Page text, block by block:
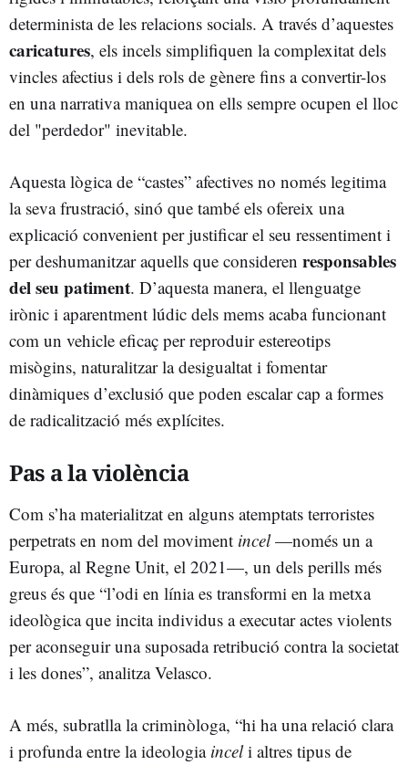
determinista de les relacions socials. A través d’aquestes
caricatures, els incels simplifiquen la complexitat dels
vincles afectius i dels rols de gènere fins a convertir-los
en una narrativa maniquea on ells sempre ocupen el lloc
del "perdedor" inevitable.
Aquesta lògica de “castes” afectives no només legitima
la seva frustració, sinó que també els ofereix una
explicació convenient per justificar el seu ressentiment i
per deshumanitzar aquells que consideren responsables
del seu patiment. D’aquesta manera, el llenguatge
irònic i aparentment lúdic dels mems acaba funcionant
com un vehicle eficaç per reproduir estereotips
misògins, naturalitzar la desigualtat i fomentar
dinàmiques d’exclusió que poden escalar cap a formes
de radicalització més explícites.
Pas a la violència
Com s’ha materialitzat en alguns atemptats terroristes
perpetrats en nom del moviment incel—només un a
Europa, al Regne Unit, el 2021—, un dels perills més
greus és que “l’odi en línia es transformi en la metxa
ideològica que incita individus a executar actes violents
per aconseguir una suposada retribució contra la societat
i les dones”, analitza Velasco.
A més, subratlla la criminòloga, “hi ha una relació clara
i profunda entre la ideologia inceli altres tipus de